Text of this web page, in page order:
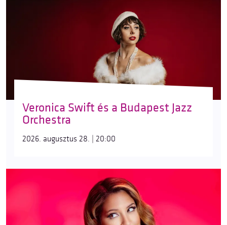
Veronica Swift és a Budapest Jazz
Orchestra
2026. augusztus 28. | 20:00